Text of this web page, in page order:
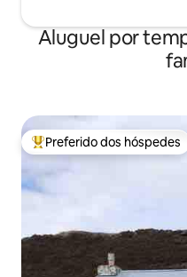
Aluguel por
Entre os melhores
Preferido dos hóspedes